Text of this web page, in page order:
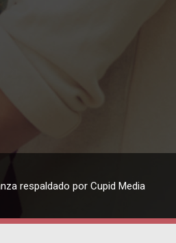
respaldado por Cupid Media